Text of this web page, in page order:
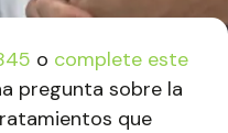
o complete este
pregunta sobre la
que